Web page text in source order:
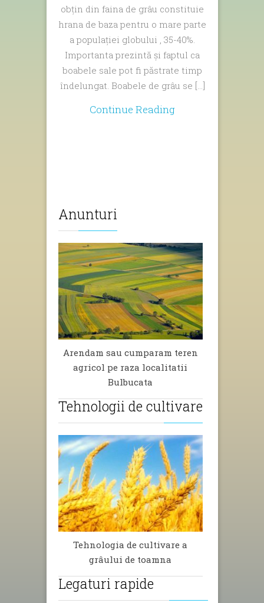
de
toamna
obțin din faina de grâu constituie
hrana de baza pentru o mare parte
a populației globului , 35-40%.
Importanta prezintă și faptul ca
boabele sale pot fi păstrate timp
îndelungat. Boabele de grâu se […]
Continue Reading
Anunturi
Arendam sau cumparam teren
agricol pe raza localitatii
Bulbucata
Tehnologii de cultivare
Tehnologia de cultivare a
grâului de toamna
Legaturi rapide